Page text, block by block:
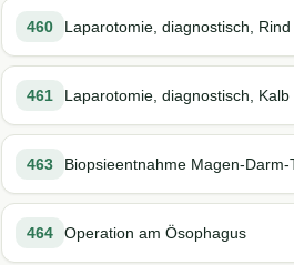
460 Laparotomie, diagnostisch, Rind
461 Laparotomie, diagnostisch, Kalb
463 Biopsieentnahme Magen-
464 Operation am Ösophagus